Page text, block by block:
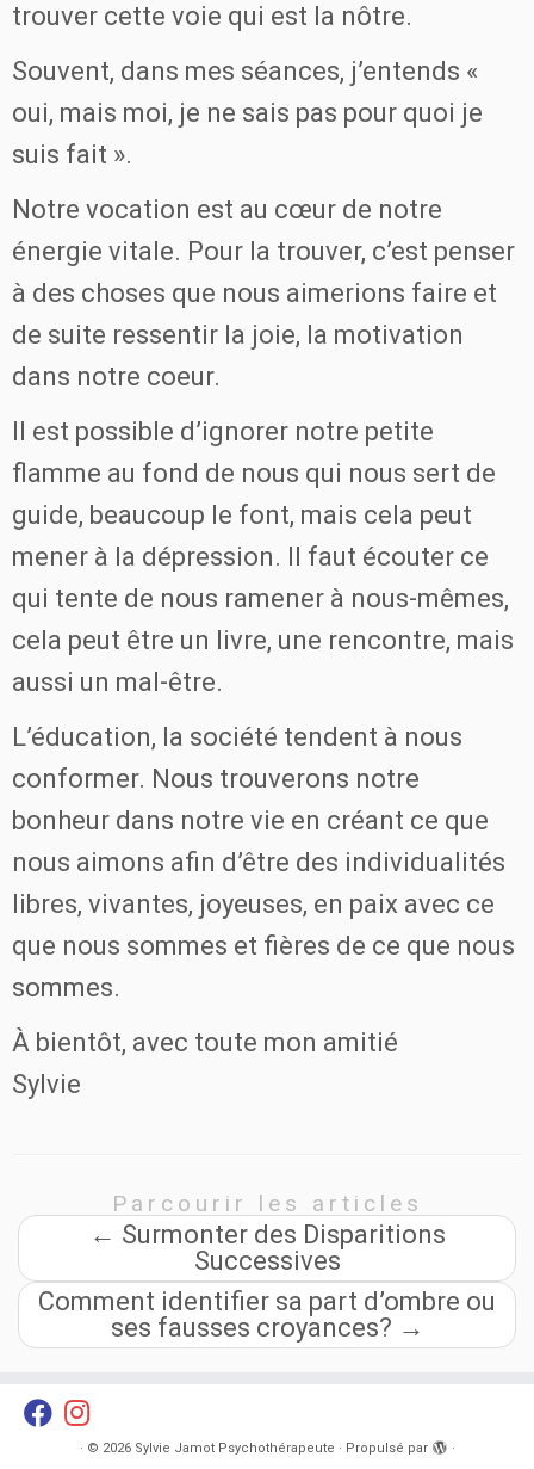
trouver cette voie qui est la nôtre.
Souvent, dans mes séances, j’entends «
oui, mais moi, je ne sais pas pour quoi je
suis fait ».
Notre vocation est au cœur de notre
énergie vitale. Pour la trouver, c’est penser
à des choses que nous aimerions faire et
de suite ressentir la joie, la motivation
dans notre coeur.
Il est possible d’ignorer notre petite
flamme au fond de nous qui nous sert de
guide, beaucoup le font, mais cela peut
mener à la dépression. Il faut écouter ce
qui tente de nous ramener à nous-mêmes,
cela peut être un livre, une rencontre, mais
aussi un mal-être.
L’éducation, la société tendent à nous
conformer. Nous trouverons notre
bonheur dans notre vie en créant ce que
nous aimons afin d’être des individualités
libres, vivantes, joyeuses, en paix avec ce
que nous sommes et fières de ce que nous
sommes.
À bientôt, avec toute mon amitié
Sylvie
Parcourir les articles
← Surmonter des Disparitions
Successives
Comment identifier sa part d’ombre ou
ses fausses croyances? →
· © 2026 Sylvie Jamot Psychothérapeute · Propulsé par
·